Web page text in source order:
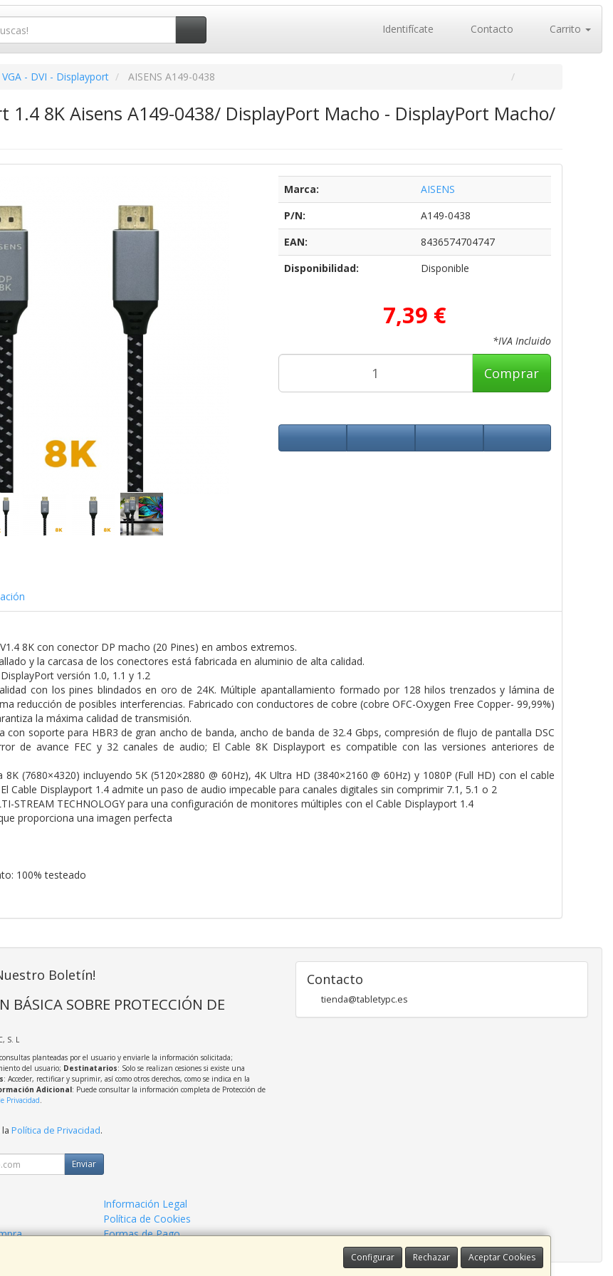
Identifícate Contacto Carrito
- DVI - Displayport AISENS A149-0438
1.4 8K Aisens A149-0438/ DisplayPort Macho - DisplayPort Macho/
Marca:
AISENS
P/N:
A149-0438
EAN:
8436574704747
Disponibilidad:
Disponible
7,39 €
*IVA Incluido
Comprar
8K con conector DP macho (20 Pines) en ambos extremos.
y la carcasa de los conectores está fabricada en aluminio de alta calidad.
versión 1.0, 1.1 y 1.2
con los pines blindados en oro de 24K. Múltiple apantallamiento formado por 128 hilos trenzados y lámina de
reducción de posibles interferencias. Fabricado con conductores de cobre (cobre OFC-Oxygen Free Copper- 99,99%)
la máxima calidad de transmisión.
con soporte para HBR3 de gran ancho de banda, ancho de banda de 32.4 Gbps, compresión de flujo de pantalla DSC
de avance FEC y 32 canales de audio; El Cable 8K Displayport es compatible con las versiones anteriores de
(7680×4320) incluyendo 5K (5120×2880 @ 60Hz), 4K Ultra HD (3840×2160 @ 60Hz) y 1080P (Full HD) con el cable
Cable Displayport 1.4 admite un paso de audio impecable para canales digitales sin comprimir 7.1, 5.1 o 2
STREAM TECHNOLOGY para una configuración de monitores múltiples con el Cable Displayport 1.4
proporciona una imagen perfecta
100% testeado
Configurar Rechazar Aceptar Cookies
Boletín!
BÁSICA SOBRE PROTECCIÓN DE
S. L
planteadas por el usuario y enviarle la información solicitada;
del usuario; Destinatarios: Solo se realizan cesiones si existe una
: Acceder, rectificar y suprimir, así como otros derechos, como se indica en la
Adicional: Puede consultar la información completa de Protección de
Privacidad.
Política de Privacidad.
Enviar
Información Legal
Política de Cookies
Formas de Pago
Contacto
tienda@tabletypc.es